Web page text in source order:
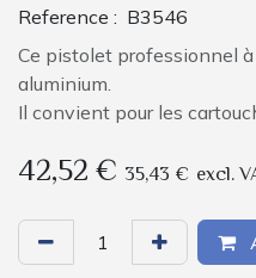
Reference : B3546
Ce pistolet professionnel
aluminium.
Il convient pour les
42,52€ 35,43 € excl.